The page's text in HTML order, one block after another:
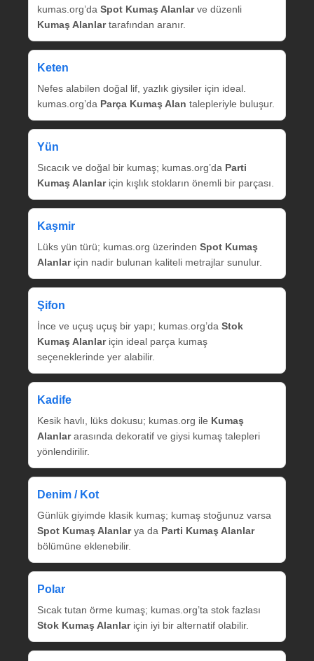
kumas.org’da Spot Kumaş Alanlarve düzenli
Kumaş Alanlartarafından aranır.
Keten
Nefes alabilen doğal lif, yazlık giysiler için ideal.
kumas.org’da Parça Kumaş Alan talepleriyle buluşur.
Yün
Sıcacık ve doğal bir kumaş; kumas.org’da Parti
Kumaş Alanlariçin kışlık stokların önemli bir parçası.
Kaşmir
Lüks yün türü; kumas.org üzerinden Spot Kumaş
Alanlariçin nadir bulunan kaliteli metrajlar sunulur.
Şifon
İnce ve uçuş uçuş bir yapı; kumas.org’da Stok
Kumaş Alanlariçin ideal parça kumaş
seçeneklerinde yer alabilir.
Kadife
Kesik havlı, lüks dokusu; kumas.org ile Kumaş
Alanlararasında dekoratif ve giysi kumaş talepleri
yönlendirilir.
Denim / Kot
Günlük giyimde klasik kumaş; kumaş stoğunuz varsa
Spot Kumaş Alanlarya da Parti Kumaş Alanlar
bölümüne eklenebilir.
Polar
Sıcak tutan örme kumaş; kumas.org’ta stok fazlası
Stok Kumaş Alanlariçin iyi bir alternatif olabilir.